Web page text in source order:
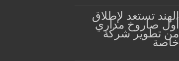
الهند تستعد لإطلاق
أول صاروخ مداري
من تطوير شركة
خاصة